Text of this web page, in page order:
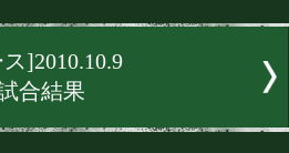
ティエルがバイク事故
ース]2010.10.10